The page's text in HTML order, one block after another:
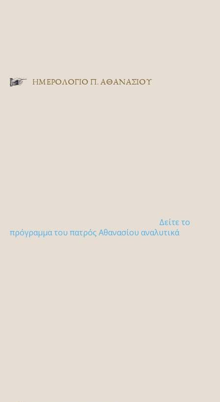
ΗΜΕΡΟΛΟΓΙΟ Π. ΑΘΑΝΑΣΙΟΥ
Δείτε το
πρόγραμμα του πατρός Αθανασίου αναλυτικά